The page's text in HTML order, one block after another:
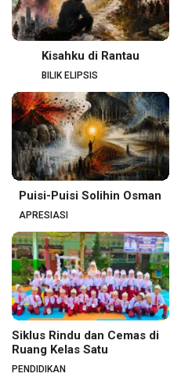
Kisahku di Rantau
BILIK ELIPSIS
Puisi-Puisi Solihin Osman
APRESIASI
Siklus Rindu dan Cemas di
Ruang Kelas Satu
PENDIDIKAN